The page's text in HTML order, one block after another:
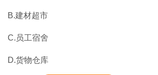
B.建材超市
C.员工宿舍
D.货物仓库